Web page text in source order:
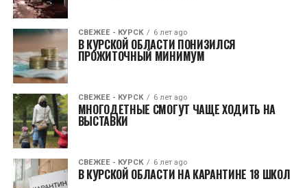
СВЕЖЕЕ - КУРСК 6 лет ago
В КУРСКОЙ ОБЛАСТИ ПОНИЗИЛСЯ
ПРОЖИТОЧНЫЙ МИНИМУМ
СВЕЖЕЕ - КУРСК 6 лет ago
МНОГОДЕТНЫЕ СМОГУТ ЧАЩЕ ХОДИТЬ НА
ВЫСТАВКИ
СВЕЖЕЕ - КУРСК 6 лет ago
В КУРСКОЙ ОБЛАСТИ НА КАРАНТИНЕ 18 ШКОЛ